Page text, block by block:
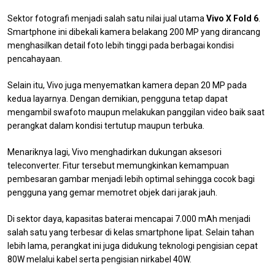
Sektor fotografi menjadi salah satu nilai jual utama Vivo X Fold 6
Smartphone ini dibekali kamera belakang 200 MP yang dirancang
menghasilkan detail foto lebih tinggi pada berbagai kondisi
pencahayaan.
Selain itu, Vivo juga menyematkan kamera depan 20 MP pada
kedua layarnya. Dengan demikian, pengguna tetap dapat
mengambil swafoto maupun melakukan panggilan video baik saat
perangkat dalam kondisi tertutup maupun terbuka.
Menariknya lagi, Vivo menghadirkan dukungan aksesori
teleconverter. Fitur tersebut memungkinkan kemampuan
pembesaran gambar menjadi lebih optimal sehingga cocok bagi
pengguna yang gemar memotret objek dari jarak jauh.
Di sektor daya, kapasitas baterai mencapai 7.000 mAh menjadi
salah satu yang terbesar di kelas smartphone lipat. Selain tahan
lebih lama, perangkat ini juga didukung teknologi pengisian cepat
80W melalui kabel serta pengisian nirkabel 40W.